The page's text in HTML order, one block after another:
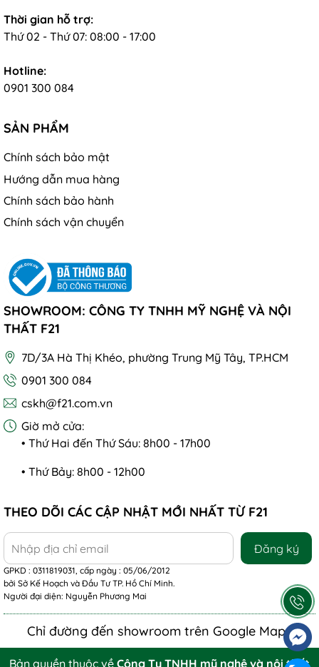
Thời gian hỗ trợ:
Thứ 02 - Thứ 07: 08:00 - 17:00
Hotline:
0901 300 084
SẢN PHẨM
Chính sách bảo mật
Hướng dẫn mua hàng
Chính sách bảo hành
Chính sách vận chuyển
SHOWROOM: CÔNG TY TNHH MỸ NGHỆ VÀ NỘI
THẤT F21
7D/3A Hà Thị Khéo, phường Trung Mỹ Tây, TP.HCM
0901 300 084
cskh@f21.com.vn
Giờ mở cửa:
• Thứ Hai đến Thứ Sáu: 8h00 - 17h00
• Thứ Bảy: 8h00 - 12h00
THEO DÕI CÁC CẬP NHẬT MỚI NHẤT TỪ F21
Đăng ký
GPKD : 0311819031, cấp ngày : 05/06/2012
bởi Sở Kế Hoạch và Đầu Tư TP. Hồ Chí Minh.
Người đại diện: Nguyễn Phương Mai
Chỉ đường đến showroom trên Google Maps
Bản quyền thuộc về Công Ty TNHH mỹ nghệ và nội thất